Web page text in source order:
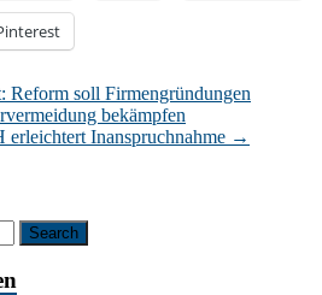
Reform soll Firmengründungen
bekämpfen
erleichtert Inanspruchnahme →